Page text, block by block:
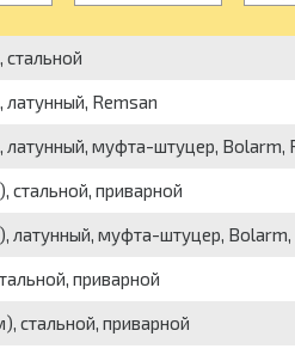
Remsan
муфта-штуцер, Bolarm,
приварной
муфта-штуцер, Bolarm,
приварной
стальной, приварной